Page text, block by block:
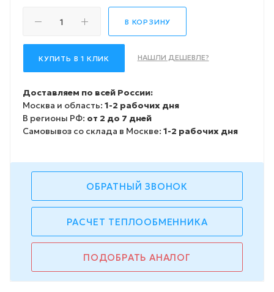
В КОРЗИНУ
КУПИТЬ В 1 КЛИК НАШЛИ ДЕШЕВЛЕ?
Доставляем по всей России:
Москва и область: 1-2 рабочих дня
В регионы РФ: от 2 до 7 дней
Самовывоз со склада в Москве: 1-2 рабочих дня
ОБРАТНЫЙ ЗВОНОК
РАСЧЕТ ТЕПЛООБМЕННИКА
ПОДОБРАТЬ АНАЛОГ